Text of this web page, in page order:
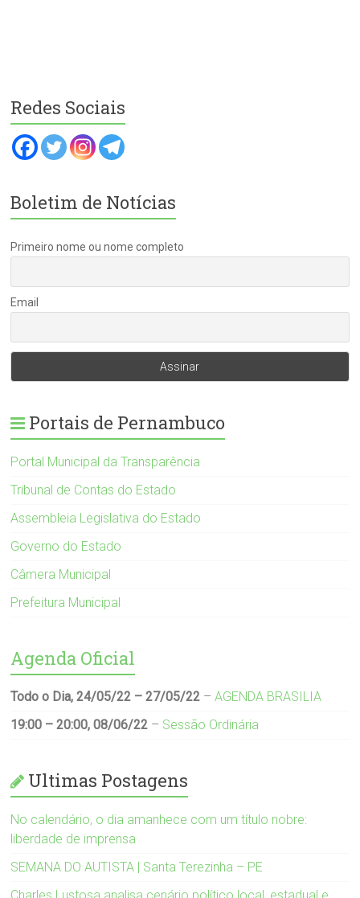
Redes Sociais
Boletim de Notícias
Primeiro nome ou nome completo
Email
Portais de Pernambuco
Portal Municipal da Transparência
Tribunal de Contas do Estado
Assembleia Legislativa do Estado
Governo do Estado
Câmera Municipal
Prefeitura Municipal
Agenda Oficial
Todo o Dia,24/05/22 – 27/05/22 –AGENDA BRASILIA
19:00 – 20:00,08/06/22 – Sessão Ordinária
Ultimas Postagens
No calendário, o dia amanhece com um título nobre:
liberdade de imprensa
SEMANA DO AUTISTA | Santa Terezinha – PE